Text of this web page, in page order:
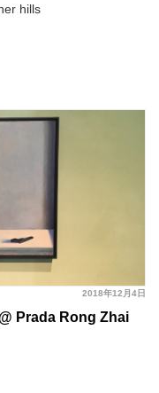
hills
2018年12月4日
Prada Rong Zhai